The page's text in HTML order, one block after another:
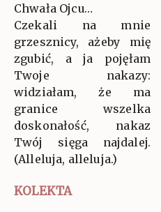
Chwała Ojcu…
Czekali na mnie
grzesznicy, ażeby mię
zgubić, a ja pojęłam
Twoje nakazy:
widziałam, że ma
granice wszelka
doskonałość, nakaz
Twój sięga najdalej.
(Alleluja, alleluja.)
KOLEKTA